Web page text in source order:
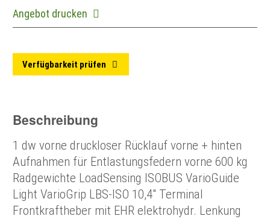
Angebot drucken
Verfügbarkeit prüfen
Beschreibung
1 dw vorne druckloser Rücklauf vorne + hinten
Aufnahmen für Entlastungsfedern vorne 600 kg
Radgewichte LoadSensing ISOBUS VarioGuide
Light VarioGrip LBS-ISO 10,4" Terminal
Frontkraftheber mit EHR elektrohydr. Lenkung